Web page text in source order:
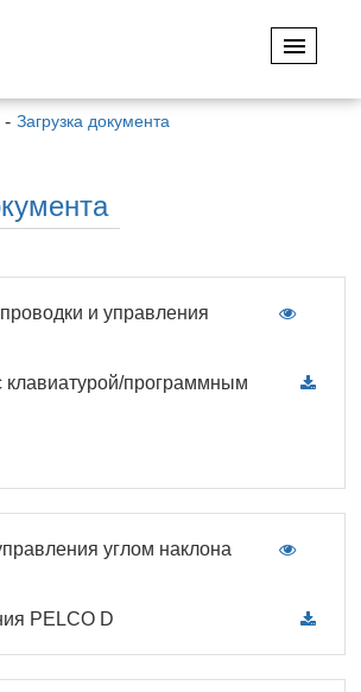
Загрузка документа
и управления
клавиатурой/программным
углом наклона
PELCO D